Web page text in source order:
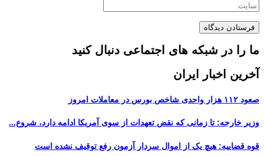
ما را در شبکه های اجتماعی دنبال کنید
آخرین اخبار ایران
صعود ۱۱۲ هزار واحدی شاخص بورس در معاملات امروز
وزیر خارجه: تا زمانی که نقض تعهدات از سوی آمریکا ادامه دارد، شروع...
قوه قضاییه: هیچ یک از اموال سردار آزمون رفع توقیف نشده است